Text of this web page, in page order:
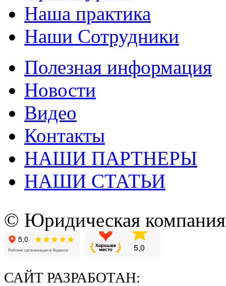
Наша практика
Наши Сотрудники
Полезная информация
Новости
Видео
Контакты
НАШИ ПАРТНЕРЫ
НАШИ СТАТЬИ
© Юридическая
САЙТ РАЗРАБОТАН: